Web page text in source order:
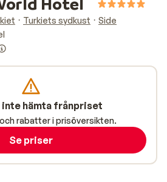
Turkiets sydkust
Side
inte hämta frånpriset
rabatter i prisöversikten.
Se priser